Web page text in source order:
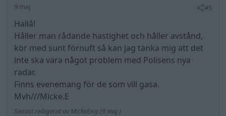
9 maj #5
Hallå!
Håller man rådande hastighet och håller avstånd,
kör med sunt förnuft så kan jag tänka mig att det
inte ska vara något problem med Polisens nya
radar.
Finns evenemang för de som vill gasa.
Mvh///Micke.E
Senast redigerat av MickeEng (9 maj )